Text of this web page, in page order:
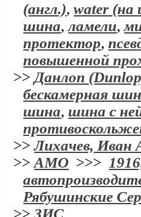
(англ.),water (на
шина,ламели,
протектор,
повышенной
>>Данлоп
бескамерная
шина, шина с
>>Лихачев, Иван
>>АМО >>>
Рябушинские
>>ЗИС